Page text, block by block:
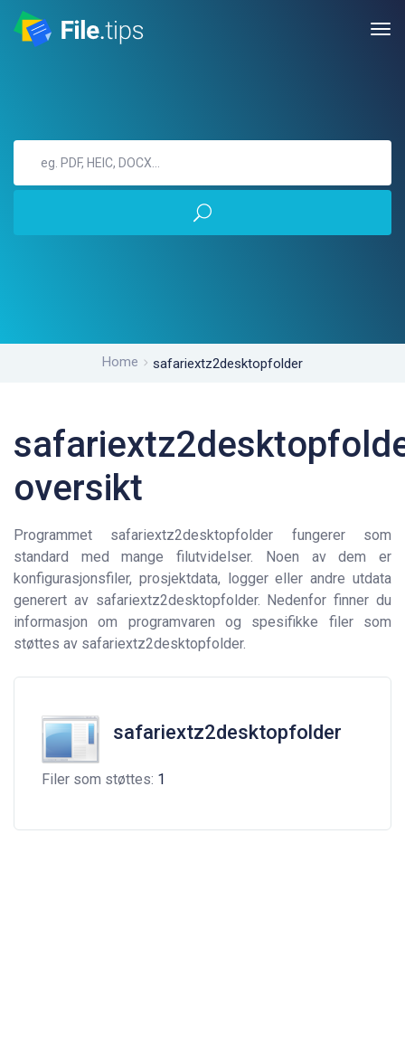
Home safariextz2desktopfolder
oversikt
Programmet safariextz2desktopfolder fungerer som
standard med mange filutvidelser. Noen av dem er
konfigurasjonsfiler, prosjektdata, logger eller andre utdata
generert av safariextz2desktopfolder. Nedenfor finner du
informasjon om programvaren og spesifikke filer som
støttes av safariextz2desktopfolder.
safariextz2desktopfolder
Filer som støttes: 1